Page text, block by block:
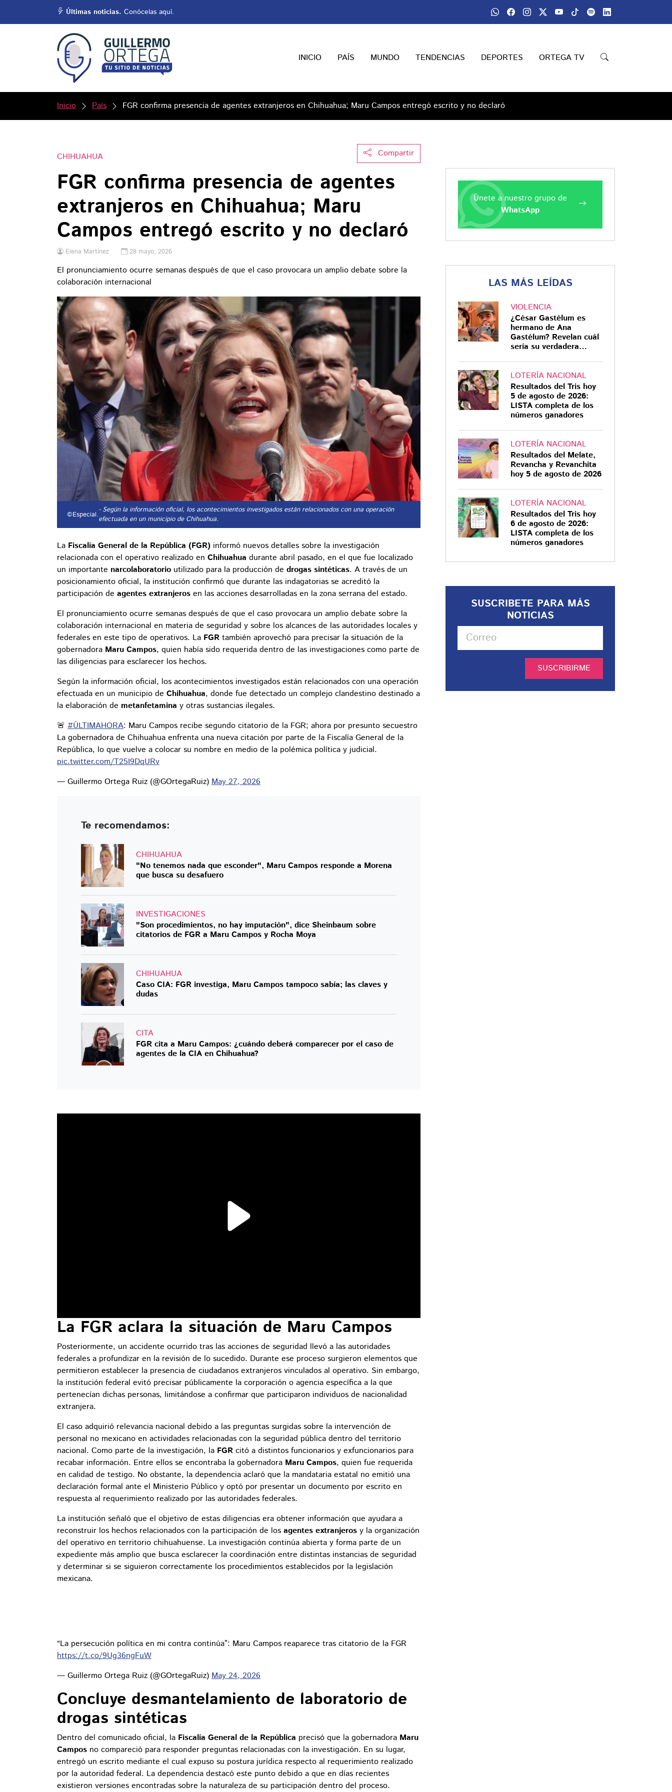
Últimas noticias. Conócelas aquí.
INICIO PAÍS MUNDO TENDENCIAS DEPORTES ORTEGA TV
Inicio País FGR confirma presencia de agentes extranjeros en Chihuahua; Maru Campos entregó escrito y no declaró
Compartir
CHIHUAHUA
FGR confirma presencia de agentes
extranjeros en Chihuahua; Maru
Campos entregó escrito y no declaró
Elena Martínez 28 mayo, 2026
El pronunciamiento ocurre semanas después de que el caso provocara un amplio debate sobre la
colaboración internacional
©Especial.- Según la información oficial, los acontecimientos investigados están relacionados con una operación
efectuada en un municipio de Chihuahua.
La Fiscalía General de la República (FGR) informó nuevos detalles sobre la investigación
relacionada con el operativo realizado en Chihuahua durante abril pasado, en el que fue localizado
un importante narcolaboratorio utilizado para la producción de drogas sintéticas. A través de un
posicionamiento oficial, la institución confirmó que durante las indagatorias se acreditó la
participación de agentes extranjeros en las acciones desarrolladas en la zona serrana del estado.
El pronunciamiento ocurre semanas después de que el caso provocara un amplio debate sobre la
colaboración internacional en materia de seguridad y sobre los alcances de las autoridades locales y
federales en este tipo de operativos. La FGR también aprovechó para precisar la situación de la
gobernadora Maru Campos, quien había sido requerida dentro de las investigaciones como parte de
las diligencias para esclarecer los hechos.
Según la información oficial, los acontecimientos investigados están relacionados con una operación
efectuada en un municipio de Chihuahua, donde fue detectado un complejo clandestino destinado a
la elaboración de metanfetamina y otras sustancias ilegales.
🚨 #ÚLTIMAHORA: Maru Campos recibe segundo citatorio de la FGR; ahora por presunto secuestro
La gobernadora de Chihuahua enfrenta una nueva citación por parte de la Fiscalía General de la
República, lo que vuelve a colocar su nombre en medio de la polémica política y judicial.
pic.twitter.com/T25I9DqURv
— Guillermo Ortega Ruiz (@GOrtegaRuiz) May 27, 2026
Te recomendamos:
CHIHUAHUA
"No tenemos nada que esconder", Maru Campos responde a Morena
que busca su desafuero
INVESTIGACIONES
"Son procedimientos, no hay imputación", dice Sheinbaum sobre
citatorios de FGR a Maru Campos y Rocha Moya
CHIHUAHUA
Caso CIA: FGR investiga, Maru Campos tampoco sabía; las claves y
dudas
CITA
FGR cita a Maru Campos: ¿cuándo deberá comparecer por el caso de
agentes de la CIA en Chihuahua?
La FGR aclara la situación de Maru Campos
Posteriormente, un accidente ocurrido tras las acciones de seguridad llevó a las autoridades
federales a profundizar en la revisión de lo sucedido. Durante ese proceso surgieron elementos que
permitieron establecer la presencia de ciudadanos extranjeros vinculados al operativo. Sin embargo,
la institución federal evitó precisar públicamente la corporación o agencia específica a la que
pertenecían dichas personas, limitándose a confirmar que participaron individuos de nacionalidad
extranjera.
El caso adquirió relevancia nacional debido a las preguntas surgidas sobre la intervención de
personal no mexicano en actividades relacionadas con la seguridad pública dentro del territorio
nacional. Como parte de la investigación, la FGR citó a distintos funcionarios y exfuncionarios para
recabar información. Entre ellos se encontraba la gobernadora Maru Campos, quien fue requerida
en calidad de testigo. No obstante, la dependencia aclaró que la mandataria estatal no emitió una
declaración formal ante el Ministerio Público y optó por presentar un documento por escrito en
respuesta al requerimiento realizado por las autoridades federales.
La institución señaló que el objetivo de estas diligencias era obtener información que ayudara a
reconstruir los hechos relacionados con la participación de los agentes extranjeros y la organización
del operativo en territorio chihuahuense. La investigación continúa abierta y forma parte de un
expediente más amplio que busca esclarecer la coordinación entre distintas instancias de seguridad
y determinar si se siguieron correctamente los procedimientos establecidos por la legislación
mexicana.
“La persecución política en mi contra continúa”: Maru Campos reaparece tras citatorio de la FGR
https://t.co/9Ug36ngFuW
— Guillermo Ortega Ruiz (@GOrtegaRuiz) May 24, 2026
Concluye desmantelamiento de laboratorio de
drogas sintéticas
Dentro del comunicado oficial, la Fiscalía General de la República precisó que la gobernadora Maru
Campos no compareció para responder preguntas relacionadas con la investigación. En su lugar,
entregó un escrito mediante el cual expuso su postura jurídica respecto al requerimiento realizado
por la autoridad federal. La dependencia destacó este punto debido a que en días recientes
existieron versiones encontradas sobre la naturaleza de su participación dentro del proceso.
Únete a nuestro grupo de
WhatsApp
LAS MÁS LEÍDAS
VIOLENCIA
¿César Gastélum es
hermano de Ana
Gastélum? Revelan cuál
sería su verdadera
LOTERÍA NACIONAL
Resultados del Tris hoy
5 de agosto de 2026:
LISTA completa de los
números ganadores
LOTERÍA NACIONAL
Resultados del Melate,
Revancha y Revanchita
hoy 5 de agosto de 2026
LOTERÍA NACIONAL
Resultados del Tris hoy
6 de agosto de 2026:
LISTA completa de los
números ganadores
SUSCRIBETE PARA MÁS
NOTICIAS
SUSCRIBIRME